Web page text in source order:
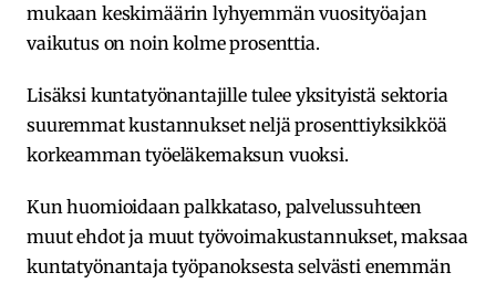
mukaan keskimäärin lyhyemmän vuosityöajan
vaikutus on noin kolme prosenttia.
Lisäksi kuntatyönantajille tulee yksityistä sektoria
suuremmat kustannukset neljä prosenttiyksikköä
korkeamman työeläkemaksun vuoksi.
Kun huomioidaan palkkataso, palvelussuhteen
muut ehdot ja muut työvoimakustannukset, maksaa
kuntatyönantaja työpanoksesta selvästi enemmän